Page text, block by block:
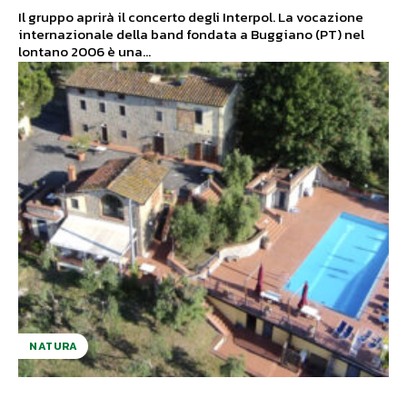
Il gruppo aprirà il concerto degli Interpol. La vocazione
internazionale della band fondata a Buggiano (PT) nel
lontano 2006 è una...
NATURA